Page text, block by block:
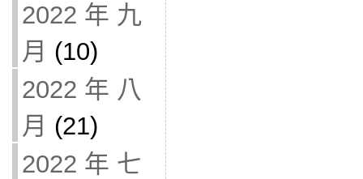
2022 年 九
月 (10)
2022 年 八
月 (21)
2022 年 七